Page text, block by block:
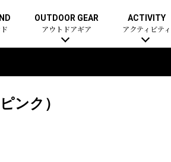
OUTDOOR GEAR
アウトドアギア
ACTIVITY
アクティビティ
ンク）